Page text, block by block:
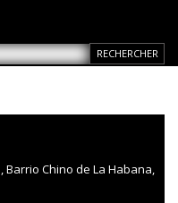
Barrio Chino de La Habana,